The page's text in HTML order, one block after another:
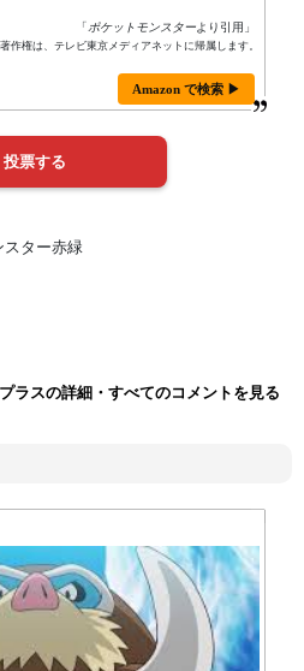
「ポケットモンスターより引用」
作権は、テレビ東京メディアネットに帰属します。
Amazon で検索 ▶
ター赤緑
ラスの詳細・すべてのコメントを見る